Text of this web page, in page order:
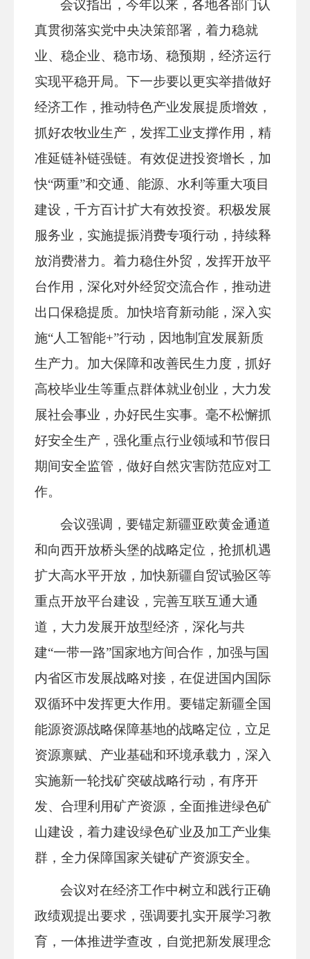
会议指出，今年以来，各地各部门认
真贯彻落实党中央决策部署，着力稳就
业、稳企业、稳市场、稳预期，经济运行
实现平稳开局。下一步要以更实举措做好
经济工作，推动特色产业发展提质增效，
抓好农牧业生产，发挥工业支撑作用，精
准延链补链强链。有效促进投资增长，加
快“两重”和交通、能源、水利等重大项目
建设，千方百计扩大有效投资。积极发展
服务业，实施提振消费专项行动，持续释
放消费潜力。着力稳住外贸，发挥开放平
台作用，深化对外经贸交流合作，推动进
出口保稳提质。 加快培育新动能 ，深入实
施“人工智能+”行动，因地制宜发展新质
生产力。加大保障和改善民生力度，抓好
高校毕业生等重点群体就业创业，大力发
展社会事业，办好民生实事。毫不松懈抓
好安全生产，强化重点行业领域和节假日
期间安全监管，做好自然灾害防范应对工
作。
会议强调，要锚定新疆亚欧黄金通道
和向西开放桥头堡的战略定位，抢抓机遇
扩大高水平开放，加快新疆自贸试验区等
重点开放平台建设，完善互联互通大通
道，大力发展开放型经济，深化与共
建“一带一路”国家地方间合作，加强与国
内省区市发展战略对接，在促进国内国际
双循环中发挥更大作用。要锚定新疆全国
能源资源战略保障基地的战略定位，立足
资源禀赋、产业基础和环境承载力，深入
实施新一轮找矿突破战略行动，有序开
发、合理利用矿产资源，全面推进绿色矿
山建设，着力建设绿色矿业及加工产业集
群，全力保障国家关键矿产资源安全。
会议对在经济工作中树立和践行正确
政绩观提出要求，强调要扎实开展学习教
育，一体推进学查改，自觉把新发展理念